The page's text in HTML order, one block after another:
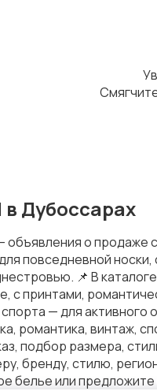
Дубоссарах
о
повседневной
📌 В
принтами,
— для
романтика, винтаж,
подбор размера,
бренду, стилю,
белье или